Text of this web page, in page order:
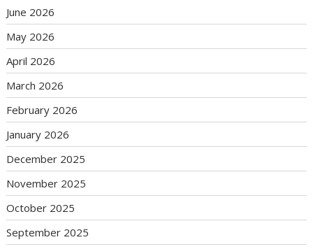
June 2026
May 2026
April 2026
March 2026
February 2026
January 2026
December 2025
November 2025
October 2025
September 2025